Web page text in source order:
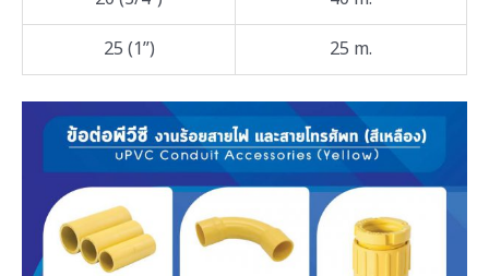
25 (1”)
25 m.